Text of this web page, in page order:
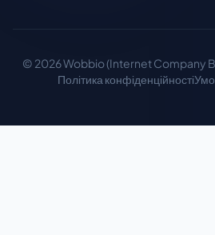
© 2026 Wobbio (Internet Company
Політика конфіденційності